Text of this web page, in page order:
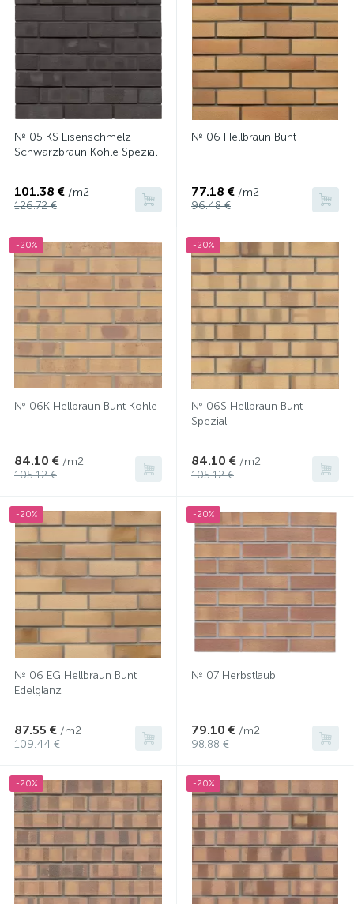
№ 05 KS Eisenschmelz
Schwarzbraun Kohle Spezial
101.38 € /m2
126.72 €
№ 06 Hellbraun Bunt
77.18 € /m2
96.48 €
-20%
№ 06К Hellbraun Bunt Kohle
84.10 € /m2
105.12 €
-20%
№ 06S Hellbraun Bunt
Spezial
84.10 € /m2
105.12 €
-20%
№ 06 EG Hellbraun Bunt
Edelglanz
87.55 € /m2
109.44 €
-20%
№ 07 Herbstlaub
79.10 € /m2
98.88 €
-20% -20%